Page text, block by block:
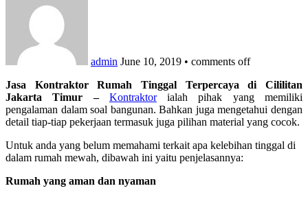
admin June 10, 2019 • comments off
Jasa Kontraktor Rumah Tinggal Terpercaya di Cililitan
Jakarta Timur – Kontraktorialah pihak yang memiliki
pengalaman dalam soal bangunan. Bahkan juga mengetahui dengan
detail tiap-tiap pekerjaan termasuk juga pilihan material yang cocok.
Untuk anda yang belum memahami terkait apa kelebihan tinggal di
dalam rumah mewah, dibawah ini yaitu penjelasannya:
Rumah yang aman dan nyaman